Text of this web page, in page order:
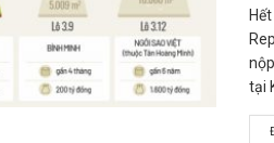
tại